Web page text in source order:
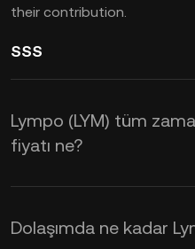
their contribution.
SSS
Lympo (LYM) tüm
fiyatı ne?
Dolaşımda ne kadar